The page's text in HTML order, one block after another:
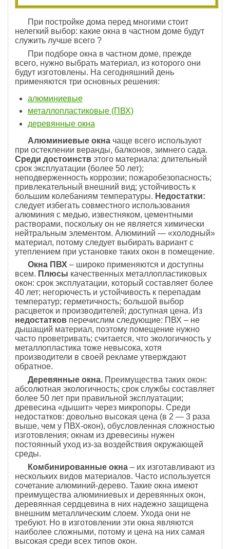
При постройке дома перед многими стоит
нелегкий выбор: какие окна в частном доме будут
служить лучше всего ?
При подборе окна в частном доме, прежде
всего, нужно выбрать материал, из которого они
будут изготовлены. На сегодняшний день
применяются три основных решения:
алюминиевые
металлопластиковые (ПВХ)
деревянные окна
Алюминиевые окначаще всего используют
при остеклении веранды, балконов, зимнего сада.
Среди достоинствэтого материала: длительный
срок эксплуатации (более 50 лет);
неподверженность коррозии; пожаробезопасность;
привлекательный внешний вид; устойчивость к
большим колебаниям температуры. Недостатки:
следует избегать совместного использования
алюминия с медью, известняком, цементными
растворами, поскольку он не является химически
нейтральным элементом. Алюминий — «холодный»
материал, потому следует выбирать вариант с
утеплением при установке таких окон в помещение.
Окна ПВХ – широко применяются и доступны
всем. Плюсы качественных металлопластиковых
окон: срок эксплуатации, который составляет более
40 лет; негорючесть и устойчивость к перепадам
температур; герметичность; большой выбор
расцветок и производителей; доступная цена. Из
недостатковперечислим следующие: ПВХ – не
дышащий материал, поэтому помещение нужно
часто проветривать; считается, что экологичность у
металлопластика тоже невысока, хотя
производители в своей рекламе утверждают
обратное.
Деревянные окна.Преимущества таких окон:
абсолютная экологичность; срок службы составляет
более 50 лет при правильной эксплуатации;
древесина «дышит» через микропоры. Среди
недостатков: довольно высокая цена (в 2 — 3 раза
выше, чем у ПВХ-окон), обусловленная сложностью
изготовления; окнам из древесины нужен
постоянный уход из-за воздействия окружающей
среды.
Комбинированные окна– их изготавливают из
нескольких видов материалов. Часто используется
сочетание алюминий-дерево. Такие окна имеют
преимущества алюминиевых и деревянных окон,
деревянная сердцевина в них надежно защищена
внешним металлическим слоем. Ухода они не
требуют. Но в изготовлении эти окна являются
наиболее сложными, потому и цена на них самая
высокая среди всех типов окон.